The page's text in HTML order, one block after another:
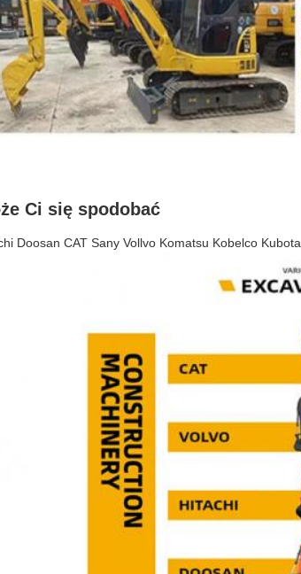
Ci się spodobać
Doosan CAT Sany Vollvo Komatsu Kobelco Kubota